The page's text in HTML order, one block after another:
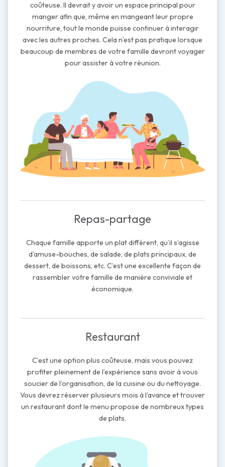
coûteuse. Il devrait y avoir un espace principal pour
manger afin que, même en mangeant leur propre
nourriture, tout le monde puisse continuer à interagir
avec les autres proches. Cela n’est pas pratique lorsque
beaucoup de membres de votre famille devront voyager
pour assister à votre réunion.
Repas-partage
Chaque famille apporte un plat différent, qu’il s’agisse
d’amuse-bouches, de salade, de plats principaux, de
dessert, de boissons, etc. C’est une excellente façon de
rassembler votre famille de manière conviviale et
économique.
Restaurant
C’est une option plus coûteuse, mais vous pouvez
profiter pleinement de l’expérience sans avoir à vous
soucier de l’organisation, de la cuisine ou du nettoyage.
Vous devrez réserver plusieurs mois à l’avance et trouver
un restaurant dont le menu propose de nombreux types
de plats.